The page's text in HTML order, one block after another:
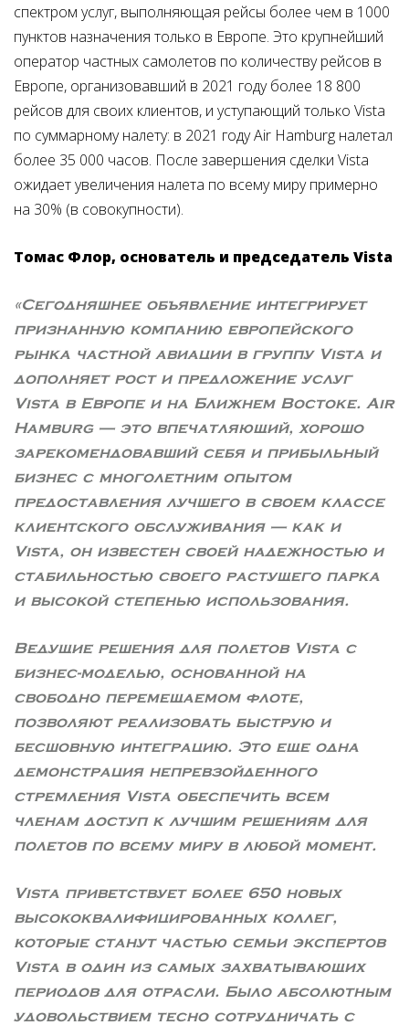
спектром услуг, выполняющая рейсы более чем в 1000
пунктов назначения только в Европе. Это крупнейший
оператор частных самолетов по количеству рейсов в
Европе, организовавший в 2021 году более 18 800
рейсов для своих клиентов, и уступающий только Vista
по суммарному налету: в 2021 году Air Hamburg налетал
более 35 000 часов. После завершения сделки Vista
ожидает увеличения налета по всему миру примерно
на 30% (в совокупности).
Томас Флор, основатель и председатель Vista
«Сегодняшнее объявление интегрирует
признанную компанию европейского
рынка частной авиации в группу Vista и
дополняет рост и предложение услуг
Vista в Европе и на Ближнем Востоке. Air
Hamburg — это впечатляющий, хорошо
зарекомендовавший себя и прибыльный
бизнес с многолетним опытом
предоставления лучшего в своем классе
клиентского обслуживания — как и
Vista, он известен своей надежностью и
стабильностью своего растущего парка
и высокой степенью использования.
Ведущие решения для полетов Vista с
бизнес-моделью, основанной на
свободно перемещаемом флоте,
позволяют реализовать быструю и
бесшовную интеграцию. Это еще одна
демонстрация непревзойденного
стремления Vista обеспечить всем
членам доступ к лучшим решениям для
полетов по всему миру в любой момент.
Vista приветствует более 650 новых
высококвалифицированных коллег,
которые станут частью семьи экспертов
Vista в один из самых захватывающих
периодов для отрасли. Было абсолютным
удовольствием тесно сотрудничать с